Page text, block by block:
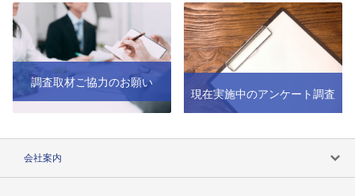
調査取材ご協力のお願い
現在実施中のアンケート調査
会社案内